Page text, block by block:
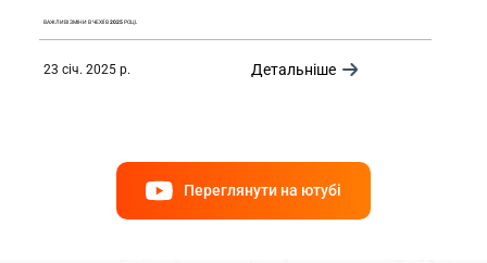
ВАЖЛИВІ ЗМІНИ В ЧЕХІЇ В 2025 РОЦІ.
23 січ. 2025 р. Детальніше
Переглянути на ютубі